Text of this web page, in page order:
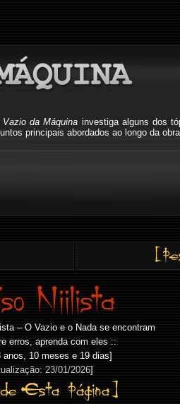
Vazio da Máquina investiga alguns dos
principais abordados ao longo da
– O Vazio e o Nada se encontram
erros, aprenda com eles ::
anos, 10 meses e 19 dias]
23/01/2026]